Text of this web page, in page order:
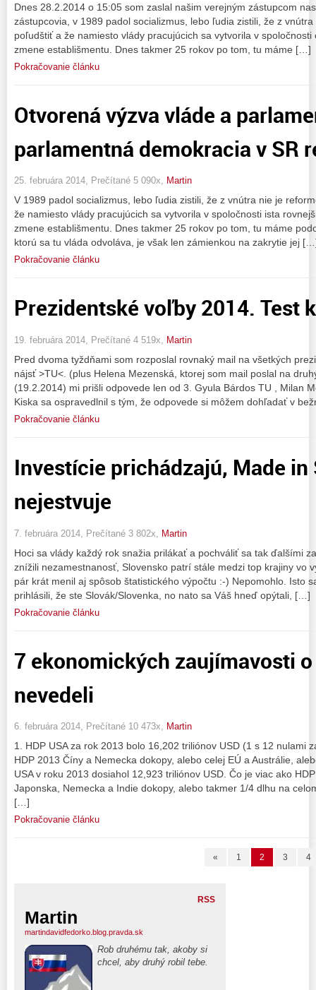
Dnes 28.2.2014 o 15:05 som zaslal našim verejným zástupcom
zástupcovia, v 1989 padol socializmus, lebo ľudia zistili, že z
poľudštiť a že namiesto vlády pracujúcich sa vytvorila v
zmene establišmentu. Dnes takmer 25 rokov po tom, tu máme […]
Pokračovanie článku
Otvorená výzva vláde a
parlamentná demokracia v SR
25. februára 2014, Prečítané 5 090x, Martin
V 1989 padol socializmus, lebo ľudia zistili, že z vnútra nie je
že namiesto vlády pracujúcich sa vytvorila v spoločnosti ista
zmene establišmentu. Dnes takmer 25 rokov po tom, tu máme
ktorú sa tu vláda odvoláva, je však len zámienkou na zakrytie jej
Pokračovanie článku
Prezidentské voľby 2014. Test
19. februára 2014, Prečítané 4 519x, Martin
Pred dvoma tyždňami som rozposlal rovnaký mail na všetkých
nájsť >TU<. (plus Helena Mezenská, ktorej som mail poslal na
(19.2.2014) mi prišli odpovede len od 3. Gyula Bárdos TU , Milan
Kiska sa ospravedlnil s tým, že odpovede si môžem dohľadať v
Pokračovanie článku
Investície prichádzajú, Made in
nejestvuje
7. februára 2014, Prečítané 3 802x, Martin
Hoci sa vlády každý rok snažia prilákať a pochváliť sa tak ďalšími
znížili nezamestnanosť, Slovensko patrí stále medzi top krajiny vo
pár krát menil aj spôsob štatistického výpočtu :-) Nepomohlo. Isto
prihlásili, že ste Slovák/Slovenka, no nato sa Váš hneď opýtali, […]
Pokračovanie článku
7 ekonomických zaujímavosti
nevedeli
6. februára 2014, Prečítané 10 473x, Martin
1. HDP USA za rok 2013 bolo 16,202 triliónov USD (1 s 12 nulami
HDP 2013 Číny a Nemecka dokopy, alebo celej EÚ a Austrálie,
USA v roku 2013 dosiahol 12,923 triliónov USD. Čo je viac ako
Japonska, Nemecka a Indie dokopy, alebo takmer 1/4 dlhu na
[…]
Pokračovanie článku
« 1 2 3 4
RSS
Martin
martindavidfedorko.blog.pravda.sk
Rob druhému tak, akoby si
chcel, aby druhý robil tebe.